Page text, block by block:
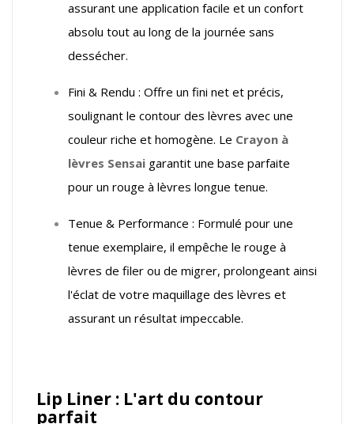
assurant une application facile et un confort
absolu tout au long de la journée sans
dessécher.
Fini & Rendu : Offre un fini net et précis,
soulignant le contour des lèvres avec une
couleur riche et homogène. Le Crayon à
lèvres Sensai garantit une base parfaite
pour un rouge à lèvres longue tenue.
Tenue & Performance : Formulé pour une
tenue exemplaire, il empêche le rouge à
lèvres de filer ou de migrer, prolongeant ainsi
l'éclat de votre maquillage des lèvres et
assurant un résultat impeccable.
Lip Liner : L'art du contour
parfait